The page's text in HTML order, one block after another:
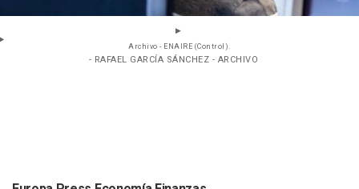
Archivo - ENAIRE (Control).
- RAFAEL GARCÍA SÁNCHEZ - ARCHIVO